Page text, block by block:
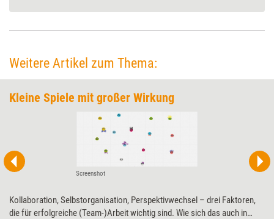
Weitere Artikel zum Thema:
Kleine Spiele mit großer Wirkung
Screenshot
Kollaboration, Selbstorganisation, Perspektivwechsel – drei Faktoren,
die für erfolgreiche (Team-)Arbeit wichtig sind. Wie sich das auch in